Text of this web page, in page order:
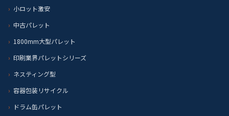
小ロット激安
中古パレット
1800mm大型パレット
印刷業界パレットシリーズ
ネスティング型
容器包装リサイクル
ドラム缶パレット